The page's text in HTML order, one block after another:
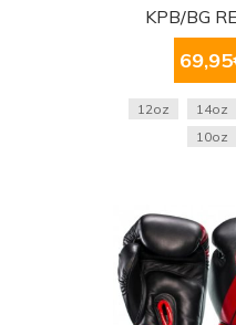
KPB/BG
69,95
12oz 14oz
10oz